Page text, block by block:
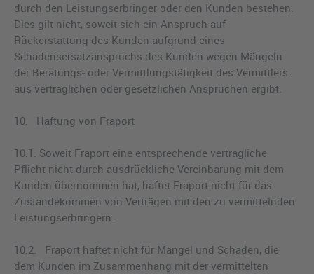
durch den Leistungserbringer oder den Kunden bestehen.
Dies gilt nicht, soweit sich ein Anspruch auf
Rückerstattung des Kunden aufgrund eines
Schadensersatzanspruchs des Kunden wegen Mängeln
der Beratungs- oder Vermittlungstätigkeit des Vermittlers
aus vertraglichen oder gesetzlichen Ansprüchen ergibt.
10. Haftung von Fraport
10.1. Soweit Fraport eine entsprechende vertragliche
Pflicht nicht durch ausdrückliche Vereinbarung mit dem
Kunden übernommen hat, haftet Fraport nicht für das
Zustandekommen von Verträgen mit den zu vermittelnden
Leistungserbringern.
10.2. Fraport haftet nicht für Mängel und Schäden, die
dem Kunden im Zusammenhang mit der vermittelten